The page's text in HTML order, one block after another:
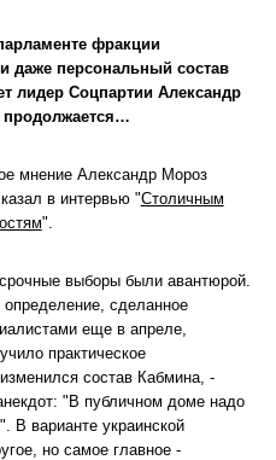
фракции
даже персональный состав
лидер Соцпартии Александр
мнение Александр Мороз
в интервью "Столичным
".
выборы были авантюрой.
определение, сделанное
еще в апреле,
практическое
состав Кабмина, -
"В публичном доме надо
В варианте украинской
но самое главное -